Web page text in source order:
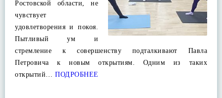
Ростовской области, не
чувствует
удовлетворения и покоя.
Пытливый ум и
стремление к совершенству подталкивают Павла
Петровича к новым открытиям. Одним из таких
открытий… ПОДРОБНЕЕ